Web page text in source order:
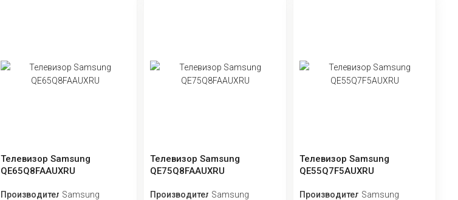
Телевизор Samsung
QE65Q8FAAUXRU
ПроизводительSamsung
Телевизор Samsung
QE75Q8FAAUXRU
ПроизводительSamsung
Телевизор Samsung
QE55Q7F5AUXRU
ПроизводительSamsung